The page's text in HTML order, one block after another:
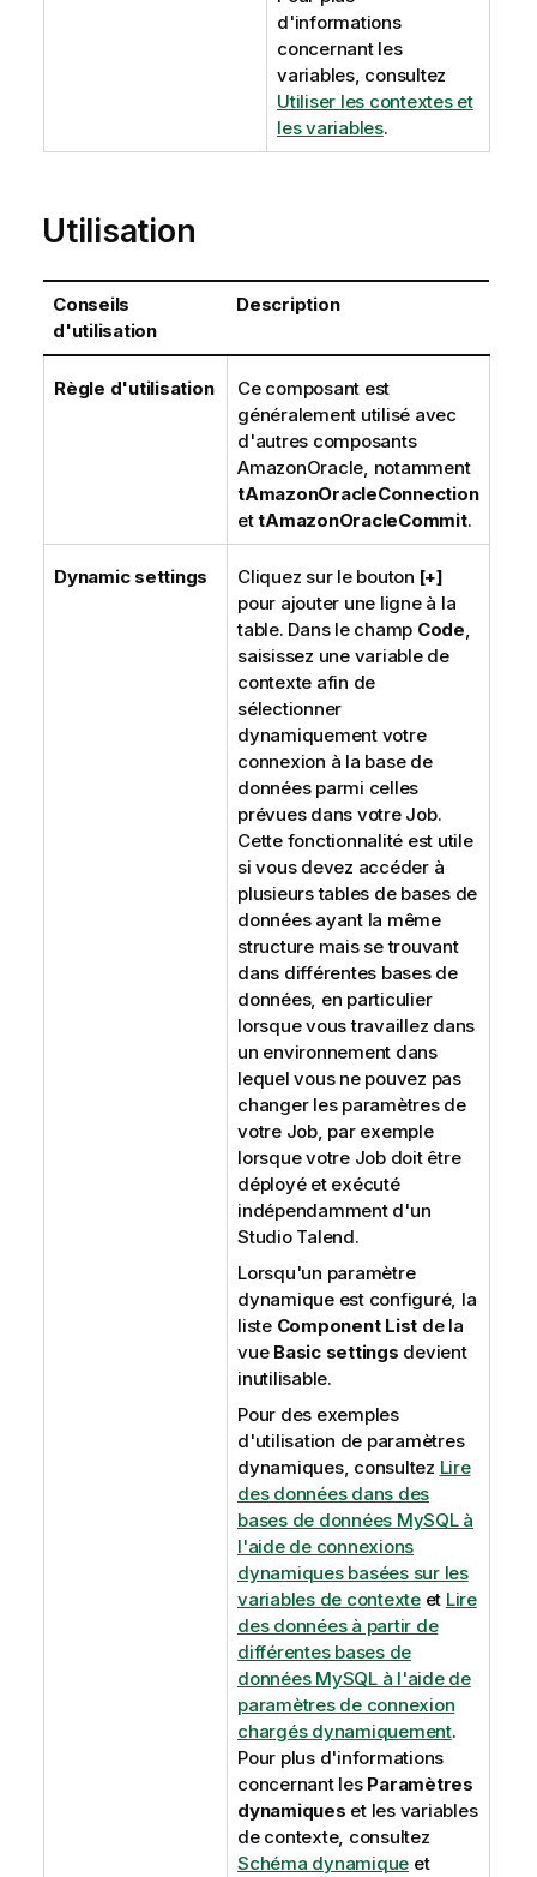
d'informations
concernant les
variables, consultez
Utiliser les contextes et
les variables.
Utilisation
Conseils
d'utilisation
Description
Règle d'utilisation
Ce composant est
généralement utilisé avec
d'autres composants
AmazonOracle, notamment
tAmazonOracleConnection
ettAmazonOracleCommit.
Dynamic settings Cliquez sur le bouton [+]
pour ajouter une ligne à la
table. Dans le champ Code,
saisissez une variable de
contexte afin de
sélectionner
dynamiquement votre
connexion à la base de
données parmi celles
prévues dans votre Job.
Cette fonctionnalité est utile
si vous devez accéder à
plusieurs tables de bases de
données ayant la même
structure mais se trouvant
dans différentes bases de
données, en particulier
lorsque vous travaillez dans
un environnement dans
lequel vous ne pouvez pas
changer les paramètres de
votre Job, par exemple
lorsque votre Job doit être
déployé et exécuté
indépendamment d'un
Studio Talend.
Lorsqu'un paramètre
dynamique est configuré, la
liste Component List de la
vue Basic settings devient
inutilisable.
Pour des exemples
d'utilisation de paramètres
dynamiques, consultez Lire
des données dans des
bases de données MySQL à
l'aide de connexions
dynamiques basées sur les
variables de contexteet Lire
des données à partir de
différentes bases de
données MySQL à l'aide de
paramètres de connexion
chargés dynamiquement.
Pour plus d'informations
concernant les Paramètres
dynamiques et les variables
de contexte, consultez
Schéma dynamique et